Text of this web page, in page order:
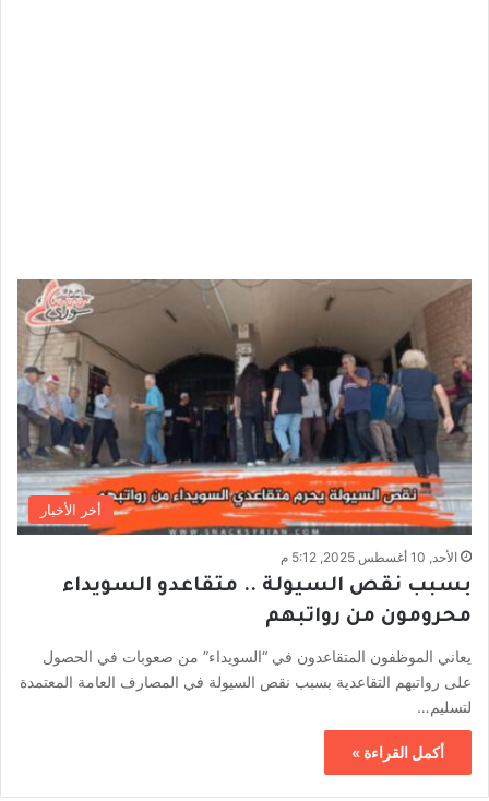
أخر الأخبار
الأحد, 10 أغسطس 2025, 5:12 م
بسبب نقص السيولة .. متقاعدو السويداء
محرومون من رواتبهم
يعاني الموظفون المتقاعدون في “السويداء” من صعوبات في الحصول
على رواتبهم التقاعدية بسبب نقص السيولة في المصارف العامة المعتمدة
لتسليم…
أكمل القراءة »